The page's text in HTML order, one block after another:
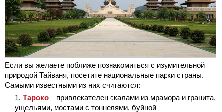
Если вы желаете поближе познакомиться с изумительной
природой Тайваня, посетите национальные парки страны.
Самыми известными из них считаются:
Тароко – привлекателен скалами из мрамора и гранита,
ущельями, мостами с тоннелями, буйной